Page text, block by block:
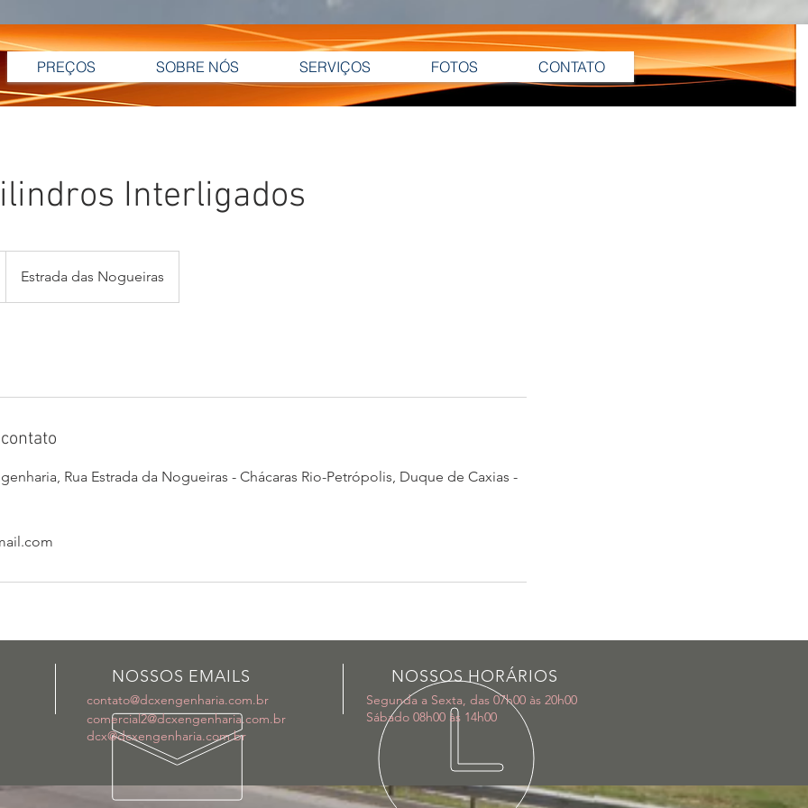
PREÇOS SOBRE NÓS SERVIÇOS FOTOS CONTATO
Interligados
Estrada das Nogueiras
Rua Estrada da Nogueiras - Chácaras Rio-Petrópolis, Duque de Caxias -
NOSSOS EMAILS
contato@dcxengenharia.com.br
comercial2@dcxengenharia.com.br
NOSSOS HORÁRIOS
Segunda a Sexta, das 07h00 às 20h00
Sábado 08h00 às 14h00
dcx@dcxengenharia.com.br